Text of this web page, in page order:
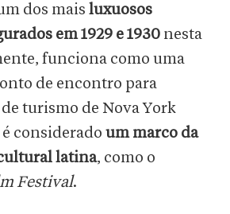
dos mais luxuosos
em 1929 e 1930 nesta
funciona como uma
de encontro para
turismo de Nova York
considerado um marco da
latina, como o
Festival.